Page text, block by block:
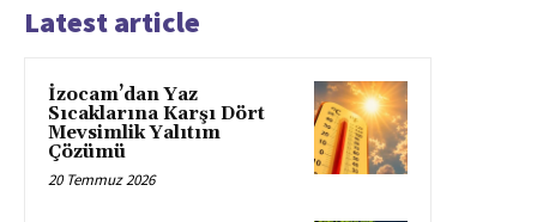
Latest article
İzocam’dan Yaz
Sıcaklarına Karşı Dört
Mevsimlik Yalıtım
Çözümü
20 Temmuz 2026